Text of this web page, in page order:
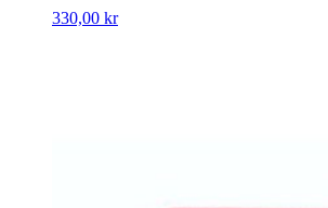
330,00 kr